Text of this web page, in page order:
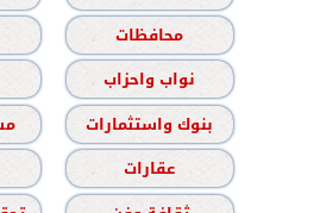
محافظات
نواب واحزاب
بنوك واستثمارات
عقارات